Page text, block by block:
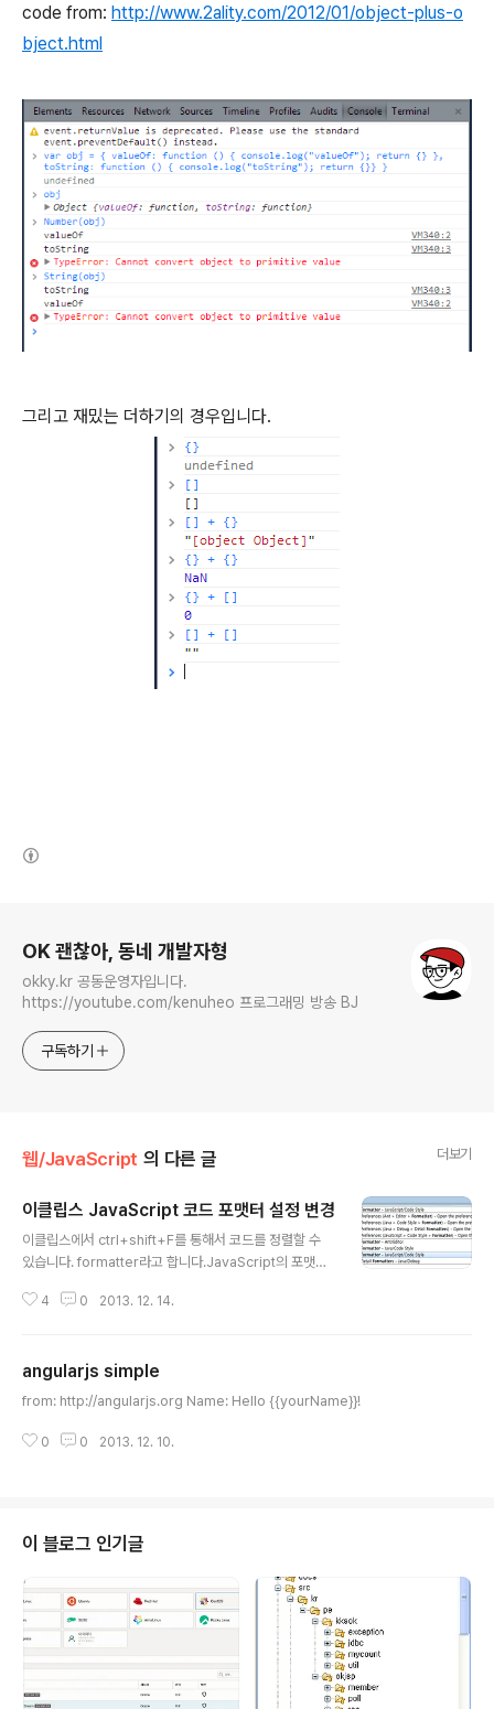
code from: http://www.2ality.com/2012/01/object-plus-o
bject.html
그리고 재밌는 더하기의 경우입니다.
OK 괜찮아, 동네 개발자형
okky.kr 공동운영자입니다.
https://youtube.com/kenuheo 프로그래밍 방송 BJ
구독하기
웹/JavaScript 의 다른 글 더보기
이클립스 JavaScript 코드 포맷터 설정 변경
이클립스에서 ctrl+shift+F를 통해서 코드를 정렬할 수
있습니다. formatter라고 합니다.JavaScript의 포맷이
k access에 커서를 이동합니다. formatter라고 검색하
튼을 클릭합니다. Indentation(들여쓰기)의 Tab policy
(탭 정책)에 Spaces only를 선택하고 상단의 Profile na
sbeautifier.org 사이트의 code format을 참고하면 좋
4 0 2013. 12. 14.
angularjs simple
from: http://angularjs.org Name: Hello {{yourName}}!
0 0 2013. 12. 10.
이 블로그 인기글